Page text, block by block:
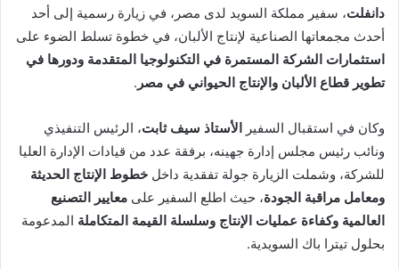
دانفلت، سفير مملكة السويد لدى مصر، في زيارة رسمية إلى أحد
أحدث مجمعاتها الصناعية لإنتاج الألبان، في خطوة تسلط الضوء على
استثمارات الشركة المستمرة في التكنولوجيا المتقدمة ودورها في
تطوير قطاع الألبان والإنتاج الحيواني في مصر .
وكان في استقبال السفير الأستاذ سيف ثابت، الرئيس التنفيذي
ونائب رئيس مجلس إدارة جهينه، برفقة عدد من قيادات الإدارة العليا
للشركة، وشملت الزيارة جولة تفقدية داخل خطوط الإنتاج الحديثة
ومعامل مراقبة الجودة، حيث اطلع السفير على معايير التصنيع
العالمية وكفاءة عمليات الإنتاج وسلسلة القيمة المتكاملة المدعومة
بحلول تيترا باك السويدية.